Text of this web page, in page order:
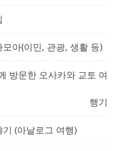
아(이민, 관광, 생활 등)
방문한 오사카와 교토 여
행기
(아날로그 여행)